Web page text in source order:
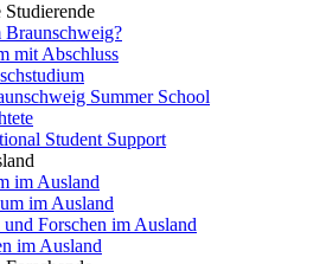
Braunschweig?
mit Abschluss
Summer School
Student Support
im Ausland
im Ausland
Forschen im Ausland
im Ausland